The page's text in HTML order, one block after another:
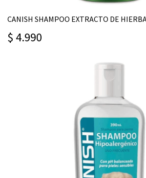
CANISH SHAMPOO EXTRACTO DE
$ 4.990